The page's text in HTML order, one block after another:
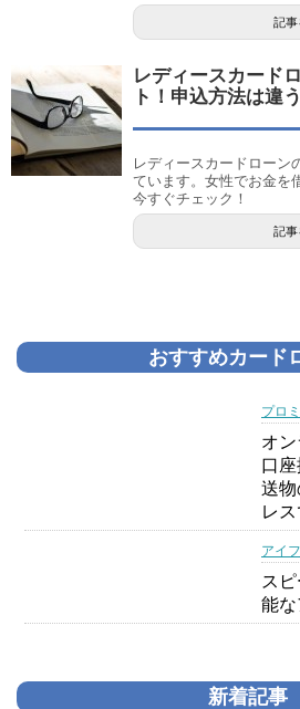
記事
レディースカード
ト！申込方法は違
レディースカードローン
ています。女性でお金を
今すぐチェック！
記事
おすすめカード
プロ
オ
口
送物
レ
アイ
ス
能な
新着記事